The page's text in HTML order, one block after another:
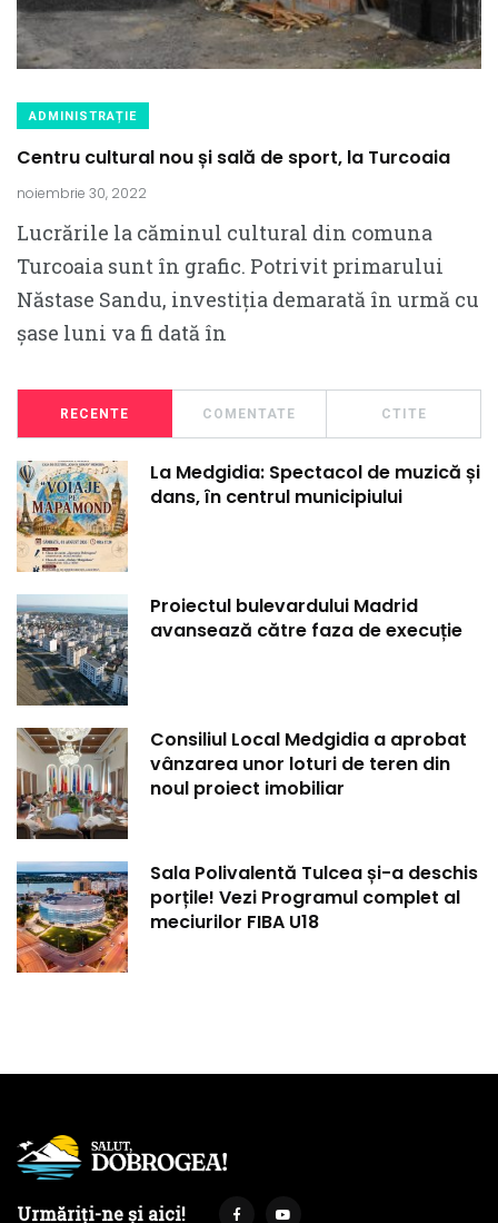
ADMINISTRAȚIE
Centru cultural nou și sală de sport, la Turcoaia
noiembrie 30, 2022
Lucrările la căminul cultural din comuna
Turcoaia sunt în grafic. Potrivit primarului
Năstase Sandu, investiția demarată în urmă cu
șase luni va fi dată în
RECENTE COMENTATE CTITE
La Medgidia: Spectacol de muzică și
dans, în centrul municipiului
Proiectul bulevardului Madrid
avansează către faza de execuție
Consiliul Local Medgidia a aprobat
vânzarea unor loturi de teren din
noul proiect imobiliar
Sala Polivalentă Tulcea și-a deschis
porțile! Vezi Programul complet al
meciurilor FIBA U18
Urmăriți-ne și aici!